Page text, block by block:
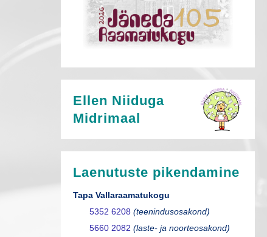
Ellen Niiduga
Midrimaal
Laenutuste pikendamine
Tapa Vallaraamatukogu
5352 6208 (teenindusosakond)
5660 2082 (laste- ja noorteosakond)